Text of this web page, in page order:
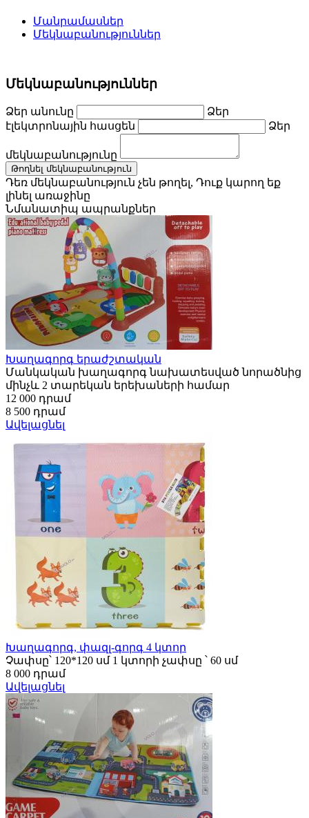
Մանրամասներ
Մեկնաբանություններ
Մեկնաբանություններ
Ձեր անունը
Ձեր
էլեկտրոնային հասցեն
Ձեր
մեկնաբանությունը
Թողնել մեկնաբանություն
Դեռ մեկնաբանություն չեն թողել, Դուք կարող եք
լինել առաջինը
Նմանատիպ ապրանքներ
Խաղագորգ երաժշտական
Մանկական խաղագորգ նախատեսված նորածնից
մինչև 2 տարեկան երեխաների համար
12 000 դրամ
8 500 դրամ
Ավելացնել
Խաղագորգ, փազլ-գորգ 4 կտոր
Չափսը՝ 120*120 սմ 1 կտորի չափսը ՝ 60 սմ
8 000 դրամ
Ավելացնել